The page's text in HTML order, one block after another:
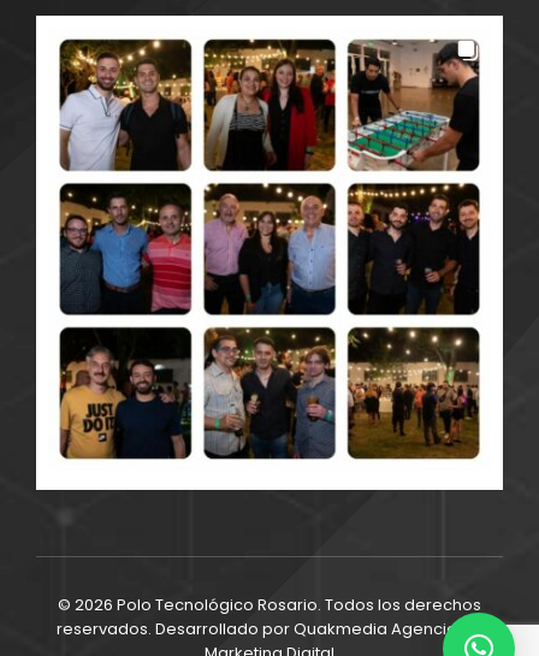
© 2026 Polo Tecnológico Rosario. Todos los derechos
reservados. Desarrollado porQuakmedia Agencia de